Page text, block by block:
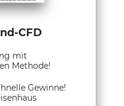
CFD
mit
Methode!
Gewinne!